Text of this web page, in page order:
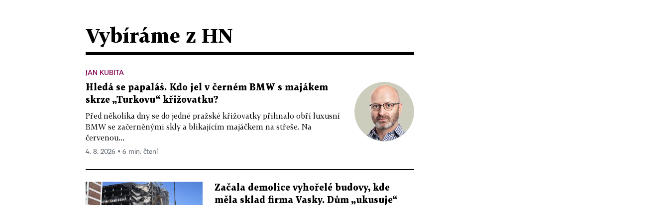
Vybíráme z HN
JAN KUBITA
Hledá se papaláš. Kdo jel v černém BMW s majákem
skrze „Turkovu“ křižovatku?
Před několika dny se do jedné pražské křižovatky přihnalo obří luxusní
BMW se začerněnými skly a blikajícím majáčkem na střeše. Na
červenou...
4. 8. 2026 ▪ 6 min. čtení
Začala demolice vyhořelé budovy, kde
měla sklad firma Vasky. Dům „ukusuje“